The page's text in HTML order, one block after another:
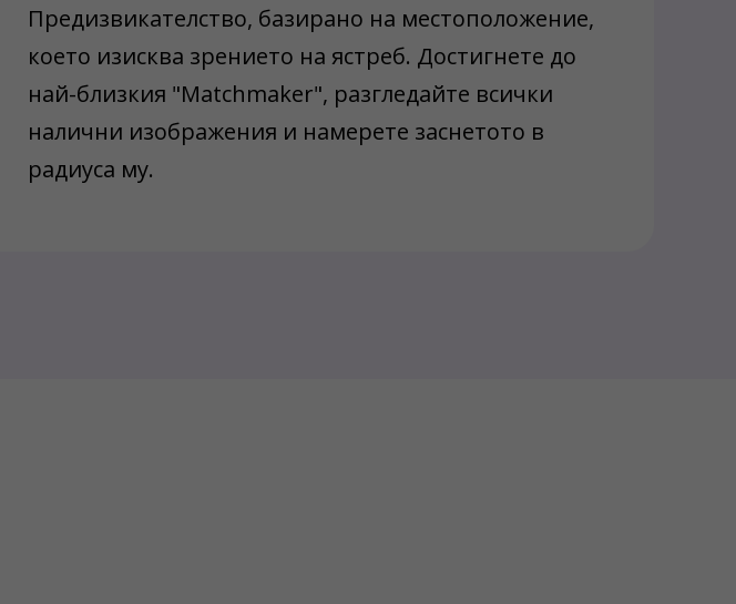
Предизвикателство, базирано на местоположение,
което изисква зрението на ястреб. Достигнете до
най-близкия "Matchmaker", разгледайте всички
налични изображения и намерете заснетото в
радиуса му.